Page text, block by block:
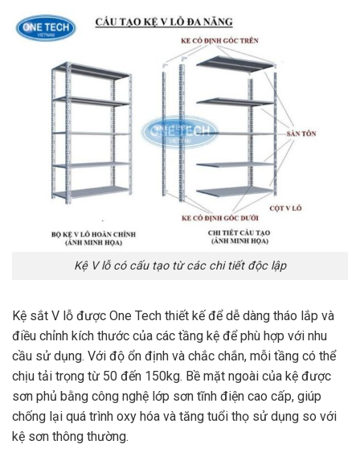
Kệ V lỗ có cấu tạo từ các chi tiết độc lập
Kệ sắt V lỗ được One Tech thiết kế để dễ dàng tháo lắp và
điều chỉnh kích thước của các tầng kệ để phù hợp với nhu
cầu sử dụng. Với độ ổn định và chắc chắn, mỗi tầng có thể
chịu tải trọng từ 50 đến 150kg. Bề mặt ngoài của kệ được
sơn phủ bằng công nghệ lớp sơn tĩnh điện cao cấp, giúp
chống lại quá trình oxy hóa và tăng tuổi thọ sử dụng so với
kệ sơn thông thường.